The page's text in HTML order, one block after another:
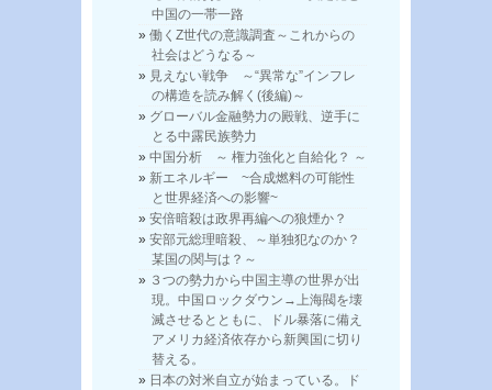
中国の一帯一路
働くZ世代の意識調査～これからの
社会はどうなる～
見えない戦争 ～“異常な”インフレ
の構造を読み解く(後編)～
グローバル金融勢力の殿戦、逆手に
とる中露民族勢力
中国分析 ～ 権力強化と自給化？ ～
新エネルギー ~合成燃料の可能性
と世界経済への影響~
安倍暗殺は政界再編への狼煙か？
安部元総理暗殺、～単独犯なのか？
某国の関与は？～
３つの勢力から中国主導の世界が出
現。中国ロックダウン→上海閥を壊
滅させるとともに、ドル暴落に備え
アメリカ経済依存から新興国に切り
替える。
日本の対米自立が始まっている。ド